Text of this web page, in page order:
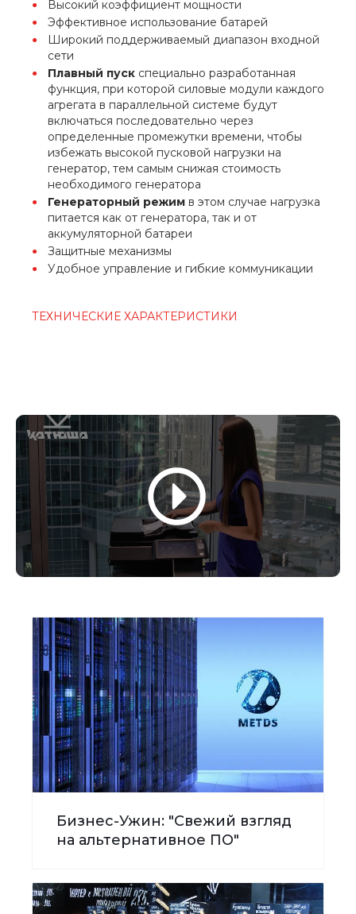
Высокий коэффициент мощности
Эффективное использование батарей
Широкий поддерживаемый диапазон входной
сети
Плавный пуск специально разработанная
функция, при которой силовые модули каждого
агрегата в параллельной системе будут
включаться последовательно через
определенные промежутки времени, чтобы
избежать высокой пусковой нагрузки на
генератор, тем самым снижая стоимость
необходимого генератора
Генераторный режим в этом случае нагрузка
питается как от генератора, так и от
аккумуляторной батареи
Защитные механизмы
Удобное управление и гибкие коммуникации
ТЕХНИЧЕСКИЕ ХАРАКТЕРИСТИКИ
Бизнес-Ужин: "Свежий взгляд
на альтернативное ПО"